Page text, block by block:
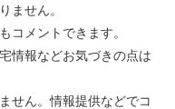
ません。
コメントできます。
情報などお気づきの点は
せん。情報提供などでコ